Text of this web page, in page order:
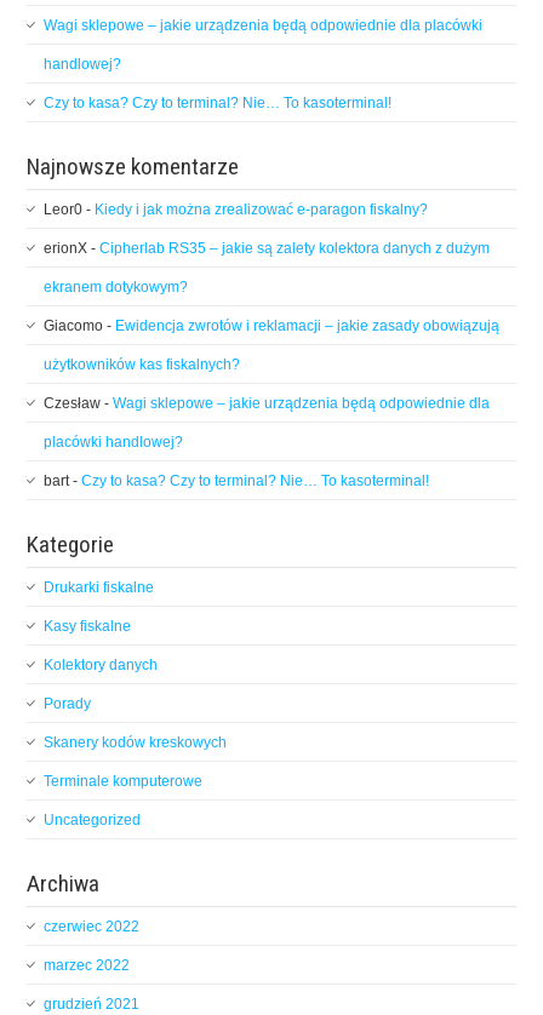
Wagi sklepowe – jakie urządzenia będą odpowiednie dla placówki
handlowej?
Czy to kasa? Czy to terminal? Nie… To kasoterminal!
Najnowsze komentarze
Leor0 - Kiedy i jak można zrealizować e-paragon fiskalny?
erionX -Cipherlab RS35 – jakie są zalety kolektora danych z dużym
ekranem dotykowym?
Giacomo - Ewidencja zwrotów i reklamacji – jakie zasady obowiązują
użytkowników kas fiskalnych?
Czesław -Wagi sklepowe – jakie urządzenia będą odpowiednie dla
placówki handlowej?
bart-Czy to kasa? Czy to terminal? Nie… To kasoterminal!
Kategorie
Drukarki fiskalne
Kasy fiskalne
Kolektory danych
Porady
Skanery kodów kreskowych
Terminale komputerowe
Uncategorized
Archiwa
czerwiec 2022
marzec 2022
grudzień 2021